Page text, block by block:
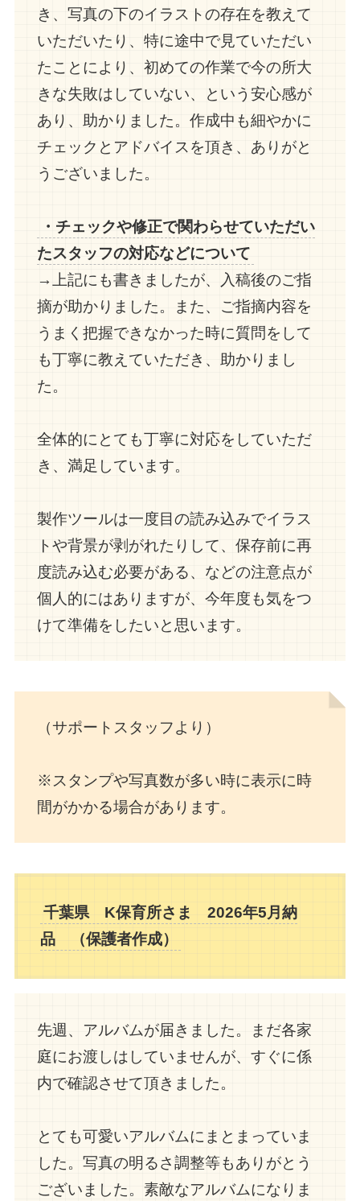
き、写真の下のイラストの存在を教えて
いただいたり、特に途中で見ていただい
たことにより、初めての作業で今の所大
きな失敗はしていない、という安心感が
あり、助かりました。作成中も細やかに
チェックとアドバイスを頂き、ありがと
うございました。
・チェックや修正で関わらせていただい
たスタッフの対応などについて
→上記にも書きましたが、入稿後のご指
摘が助かりました。また、ご指摘内容を
うまく把握できなかった時に質問をして
も丁寧に教えていただき、助かりまし
た。
全体的にとても丁寧に対応をしていただ
き、満足しています。
製作ツールは一度目の読み込みでイラス
トや背景が剥がれたりして、保存前に再
度読み込む必要がある、などの注意点が
個人的にはありますが、今年度も気をつ
けて準備をしたいと思います。
（サポートスタッフより）
※スタンプや写真数が多い時に表示に時
間がかかる場合があります。
千葉県 K保育所さま 2026年5月納
品 （保護者作成）
先週、アルバムが届きました。まだ各家
庭にお渡しはしていませんが、すぐに係
内で確認させて頂きました。
とても可愛いアルバムにまとまっていま
した。写真の明るさ調整等もありがとう
ございました。素敵なアルバムになりま